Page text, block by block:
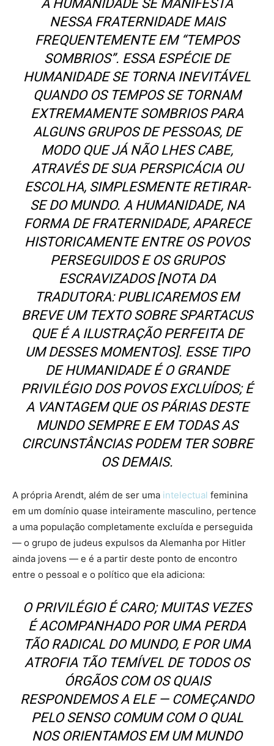
A HUMANIDADE SE MANIFESTA
NESSA FRATERNIDADE MAIS
FREQUENTEMENTE EM “TEMPOS
SOMBRIOS”. ESSA ESPÉCIE DE
HUMANIDADE SE TORNA INEVITÁVEL
QUANDO OS TEMPOS SE TORNAM
EXTREMAMENTE SOMBRIOS PARA
ALGUNS GRUPOS DE PESSOAS, DE
MODO QUE JÁ NÃO LHES CABE,
ATRAVÉS DE SUA PERSPICÁCIA OU
ESCOLHA, SIMPLESMENTE RETIRAR-
SE DO MUNDO. A HUMANIDADE, NA
FORMA DE FRATERNIDADE, APARECE
HISTORICAMENTE ENTRE OS POVOS
PERSEGUIDOS E OS GRUPOS
ESCRAVIZADOS [NOTA DA
TRADUTORA: PUBLICAREMOS EM
BREVE UM TEXTO SOBRE SPARTACUS
QUE É A ILUSTRAÇÃO PERFEITA DE
UM DESSES MOMENTOS]. ESSE TIPO
DE HUMANIDADE É O GRANDE
PRIVILÉGIO DOS POVOS EXCLUÍDOS; É
A VANTAGEM QUE OS PÁRIAS DESTE
MUNDO SEMPRE E EM TODAS AS
CIRCUNSTÂNCIAS PODEM TER SOBRE
OS DEMAIS.
A própria Arendt, além de ser uma intelectual feminina
em um domínio quase inteiramente masculino, pertence
a uma população completamente excluída e perseguida
— o grupo de judeus expulsos da Alemanha por Hitler
ainda jovens — e é a partir deste ponto de encontro
entre o pessoal e o político que ela adiciona:
O PRIVILÉGIO É CARO; MUITAS VEZES
É ACOMPANHADO POR UMA PERDA
TÃO RADICAL DO MUNDO, E POR UMA
ATROFIA TÃO TEMÍVEL DE TODOS OS
ÓRGÃOS COM OS QUAIS
RESPONDEMOS A ELE — COMEÇANDO
PELO SENSO COMUM COM O QUAL
NOS ORIENTAMOS EM UM MUNDO